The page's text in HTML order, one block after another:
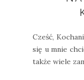
Cześć,
się u mnie
także wiele